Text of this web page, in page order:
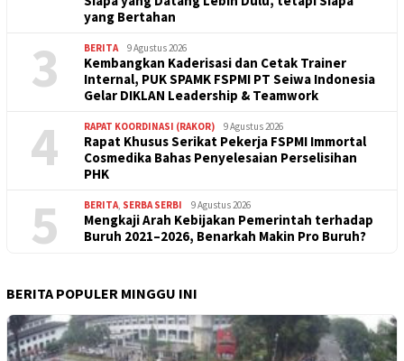
yang Bertahan
3 BERITA 9 Agustus 2026
Kembangkan Kaderisasi dan Cetak Trainer
Internal, PUK SPAMK FSPMI PT Seiwa Indonesia
Gelar DIKLAN Leadership & Teamwork
4 RAPAT KOORDINASI (RAKOR) 9 Agustus 2026
Rapat Khusus Serikat Pekerja FSPMI Immortal
Cosmedika Bahas Penyelesaian Perselisihan
PHK
5 BERITA SERBA SERBI 9 Agustus 2026
Mengkaji Arah Kebijakan Pemerintah terhadap
Buruh 2021–2026, Benarkah Makin Pro Buruh?
BERITA POPULER MINGGU INI